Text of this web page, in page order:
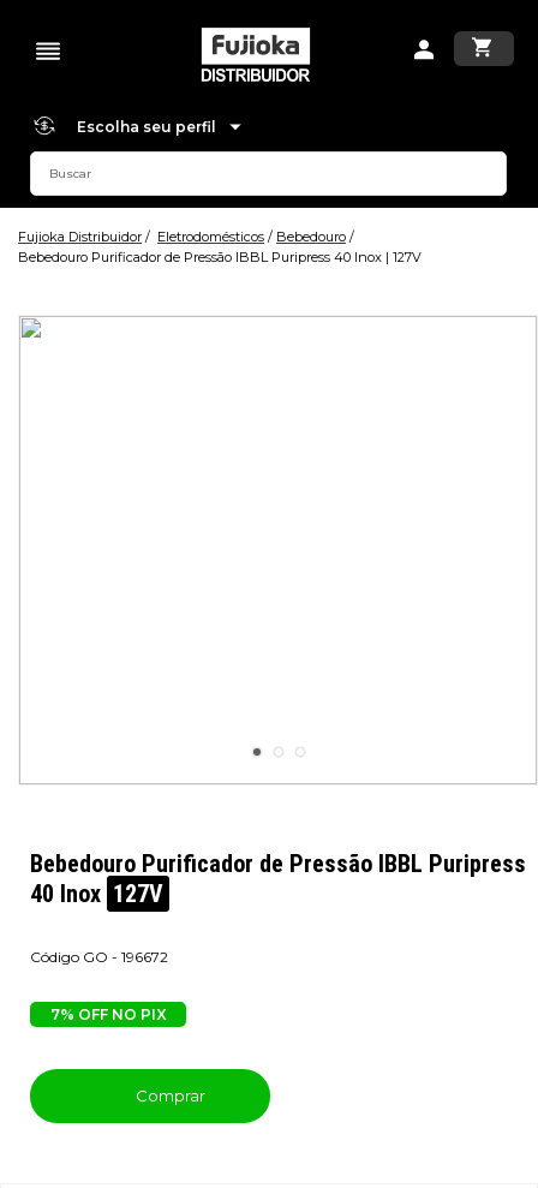
Escolha seu perfil
Fujioka Distribuidor Eletrodomésticos
Bebedouro
Bebedouro Purificador de Pressão IBBL Puripress 40 Inox | 127V
Bebedouro Purificador de Pressão IBBL Puripress
40 Inox 127V
GO - 196672
7% OFF NO PIX
Comprar